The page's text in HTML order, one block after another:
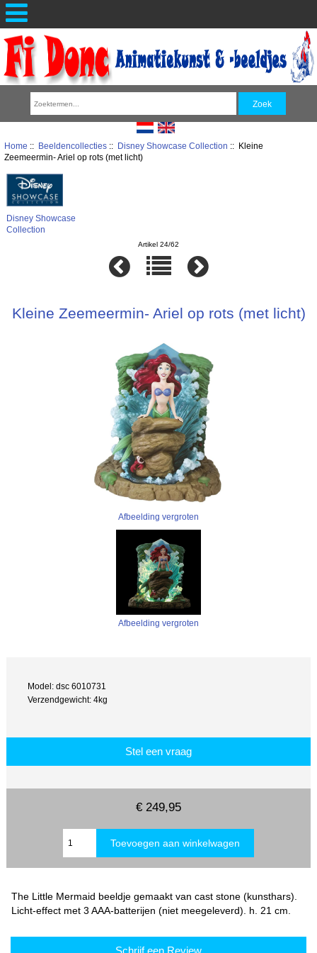
Home :: Beeldencollecties:: Disney Showcase Collection :: Kleine
Zeemeermin- Ariel op rots (met licht)
Disney Showcase
Collection
Artikel 24/62
Kleine Zeemeermin- Ariel op rots (met licht)
Afbeelding vergroten
Afbeelding vergroten
Model: dsc 6010731
Verzendgewicht: 4kg
Stel een vraag
€ 249,95
The Little Mermaid beeldje gemaakt van cast stone (kunsthars).
Licht-effect met 3 AAA-batterijen (niet meegeleverd). h. 21 cm.
Schrijf een Review